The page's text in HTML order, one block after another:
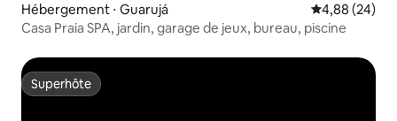
Hébergement ⋅ Guarujá Évaluation
4,88 (24)
Casa Praia SPA, jardin, garage de jeux, bureau, piscine
Superhôte
Superhôte